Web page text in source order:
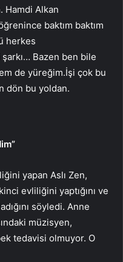
Hamdi Alkan
baktım baktım
herkes
şarkı… Bazen ben bile
de yüreğim.İşi çok bu
dön bu yoldan.
yapan Aslı Zen,
evliliğini yaptığını ve
söyledi. Anne
müzisyen,
tedavisi olmuyor. O